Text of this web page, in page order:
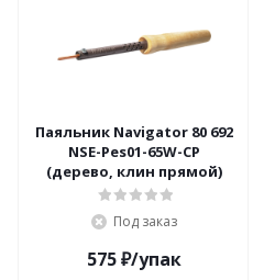
Паяльник Navigator 80 692
NSE-Pes01-65W-СP
(дерево, клин прямой)
Под заказ
575₽/упак